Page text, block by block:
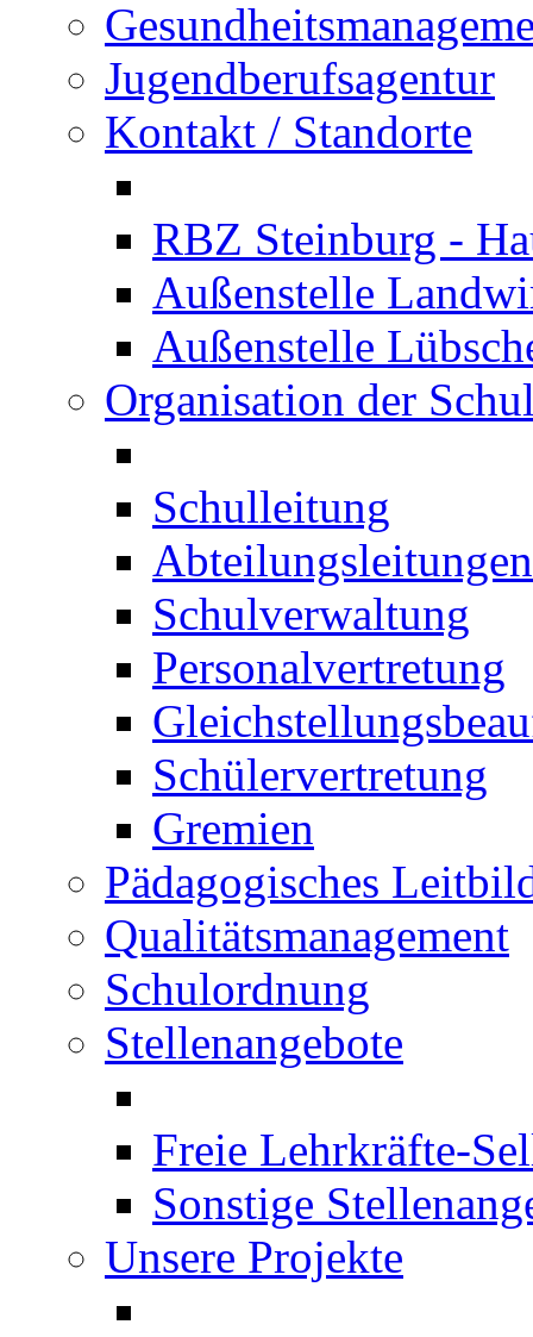
Jugendberufsagentur
Kontakt / Standorte
RBZ Steinburg -
Außenstelle
Außenstelle
Organisation der
Schulleitung
Abteilungsleitungen
Schulverwaltung
Personalvertretung
Schülervertretung
Gremien
Pädagogisches
Qualitätsmanagement
Schulordnung
Stellenangebote
Freie Lehrkräfte-
Sonstige
Unsere Projekte